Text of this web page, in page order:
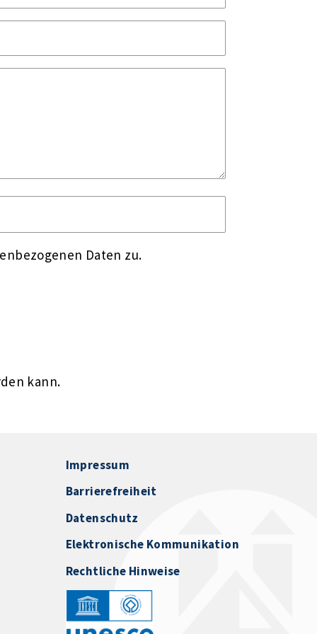
Daten zu.
kann.
Impressum
Barrierefreiheit
Datenschutz
Elektronische Kommunikation
Rechtliche Hinweise